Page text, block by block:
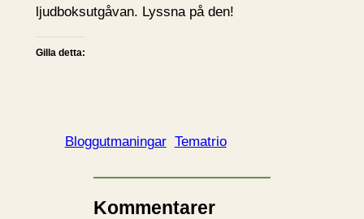
ljudboksutgåvan. Lyssna på den!
Gilla detta:
Bloggutmaningar Tematrio
Kommentarer